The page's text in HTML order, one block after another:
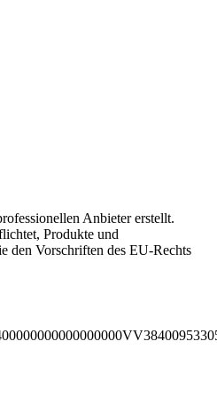
Anbieter erstellt.
Produkte und
den Vorschriften des EU-Rechts